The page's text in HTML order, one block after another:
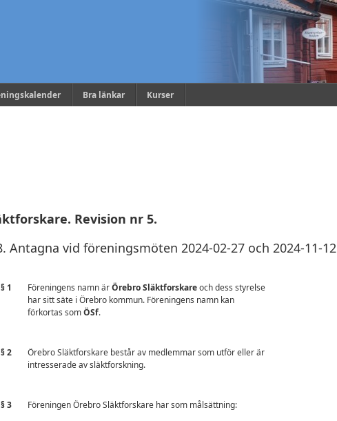
Bra länkar Kurser
Revision nr 5.
Antagna vid föreningsmöten 2024-02-27 och 2024-11-12
§ 1 Föreningens namn ärÖrebro Släktforskareoch dess styrelse
har sitt säte i Örebro kommun. Föreningens namn kan
förkortas somÖSf.
§ 2
Örebro Släktforskare består av medlemmar som utför eller är
intresserade av släktforskning.
§ 3
Föreningen Örebro Släktforskare har som målsättning: